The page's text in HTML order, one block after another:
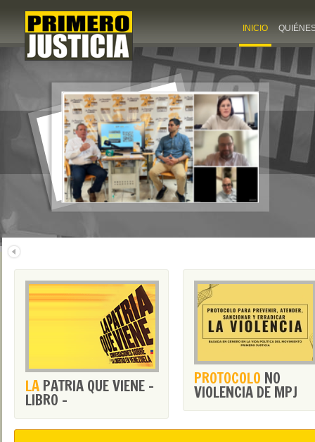
INICIO
LA PATRIA QUE VIENE -
LIBRO -
PROTOCOLO NO
VIOLENCIA DE MPJ